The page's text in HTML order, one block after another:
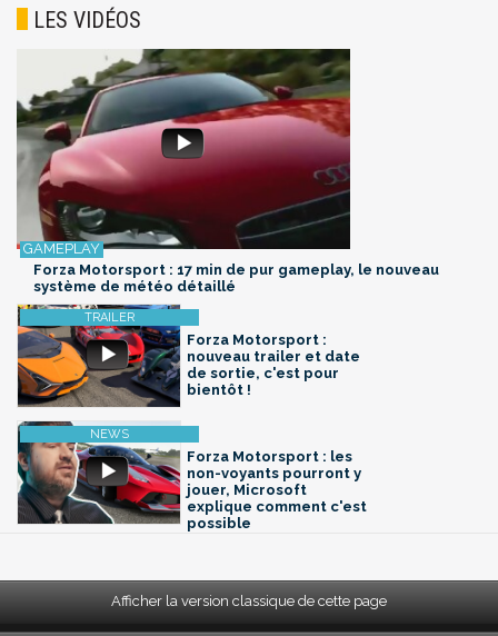
LES VIDÉOS
Forza Motorsport : 17 min de pur gameplay, le nouveau
système de météo détaillé
Forza Motorsport :
nouveau trailer et date
de sortie, c'est pour
bientôt !
Forza Motorsport : les
non-voyants pourront y
jouer, Microsoft
explique comment c'est
possible
Afficher la version classique de cette page